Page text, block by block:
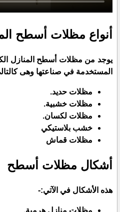
أنواع مظلات أسطح
يوجد من مظلات أسطح المنازل
المستخدمة في صناعتها وهى
مظلات حديد.
مظلات خشبية.
مظلات لكسان.
خشب بلاستيكي
مظلات قماش
أشكال مظلات أسطح
هذه الأشكال في الآتي:-